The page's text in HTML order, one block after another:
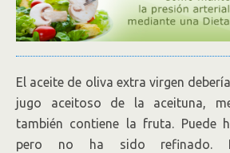
El aceite de oliva extra virgen
jugo aceitoso de la aceituna,
también contiene la fruta. Puede
pero no ha sido refinado.